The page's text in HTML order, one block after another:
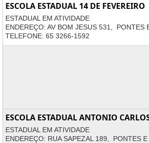
ESCOLA ESTADUAL 14 DE FEVEREIRO
ESTADUAL EM ATIVIDADE
ENDEREÇO: AV BOM JESUS 531, PONTES
TELEFONE: 65 3266-1592
ESCOLA ESTADUAL ANTONIO
ESTADUAL EM ATIVIDADE
ENDEREÇO: RUA SAPEZAL 189, PONTES E